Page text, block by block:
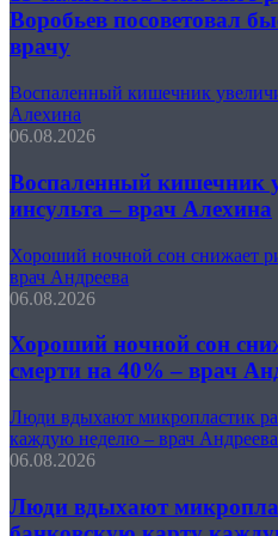
Воробьев посоветовал
врачу
Воспаленный кишечник
Алехина
06.08.2026
Воспаленный кишечник
инсульта – врач Алехина
Хороший ночной сон снижает
врач Андреева
06.08.2026
Хороший ночной сон
смерти на 40% – врач
Люди вдыхают микропластик
каждую неделю – врач Андреева
06.08.2026
Люди вдыхают